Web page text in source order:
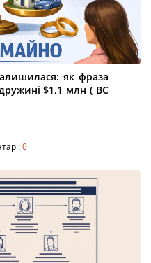
як фраза
$1,1 млн ( ВС
0